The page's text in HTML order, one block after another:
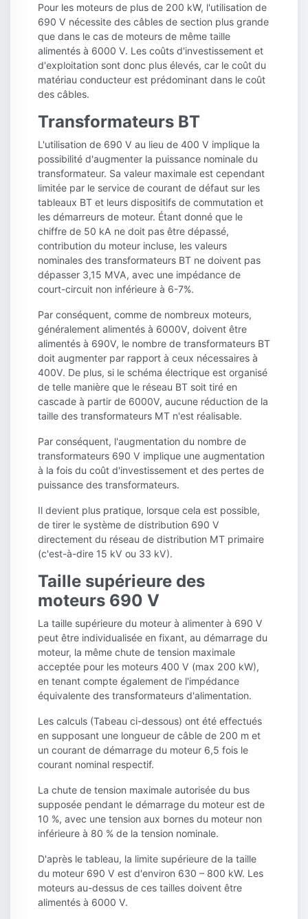
Pour les moteurs de plus de 200 kW, l'utilisation de
690 V nécessite des câbles de section plus grande
que dans le cas de moteurs de même taille
alimentés à 6000 V. Les coûts d'investissement et
d'exploitation sont donc plus élevés, car le coût du
matériau conducteur est prédominant dans le coût
des câbles.
Transformateurs BT
L'utilisation de 690 V au lieu de 400 V implique la
possibilité d'augmenter la puissance nominale du
transformateur. Sa valeur maximale est cependant
limitée par le service de courant de défaut sur les
tableaux BT et leurs dispositifs de commutation et
les démarreurs de moteur. Étant donné que le
chiffre de 50 kA ne doit pas être dépassé,
contribution du moteur incluse, les valeurs
nominales des transformateurs BT ne doivent pas
dépasser 3,15 MVA, avec une impédance de
court-circuit non inférieure à 6-7%.
Par conséquent, comme de nombreux moteurs,
généralement alimentés à 6000V, doivent être
alimentés à 690V, le nombre de transformateurs BT
doit augmenter par rapport à ceux nécessaires à
400V. De plus, si le schéma électrique est organisé
de telle manière que le réseau BT soit tiré en
cascade à partir de 6000V, aucune réduction de la
taille des transformateurs MT n'est réalisable.
Par conséquent, l'augmentation du nombre de
transformateurs 690 V implique une augmentation
à la fois du coût d'investissement et des pertes de
puissance des transformateurs.
Il devient plus pratique, lorsque cela est possible,
de tirer le système de distribution 690 V
directement du réseau de distribution MT primaire
(c'est-à-dire 15 kV ou 33 kV).
Taille supérieure des
moteurs 690 V
La taille supérieure du moteur à alimenter à 690 V
peut être individualisée en fixant, au démarrage du
moteur, la même chute de tension maximale
acceptée pour les moteurs 400 V (max 200 kW),
en tenant compte également de l'impédance
équivalente des transformateurs d'alimentation.
Les calculs (Tabeau ci-dessous) ont été effectués
en supposant une longueur de câble de 200 m et
un courant de démarrage du moteur 6,5 fois le
courant nominal respectif.
La chute de tension maximale autorisée du bus
supposée pendant le démarrage du moteur est de
10 %, avec une tension aux bornes du moteur non
inférieure à 80 % de la tension nominale.
D'après le tableau, la limite supérieure de la taille
du moteur 690 V est d'environ 630 – 800 kW. Les
moteurs au-dessus de ces tailles doivent être
alimentés à 6000 V.